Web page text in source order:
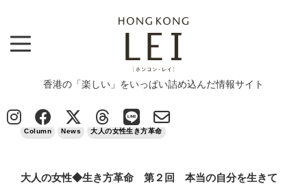
香港の「楽しい」をいっぱい詰め込んだ情報サイト
Column > 大人の女性◆生き方革命 第２回 本当の自分を生きていますか？
Column News 大人の女性生き方革命
大人の女性◆生き方革命 第２回 本当の自分を生きて